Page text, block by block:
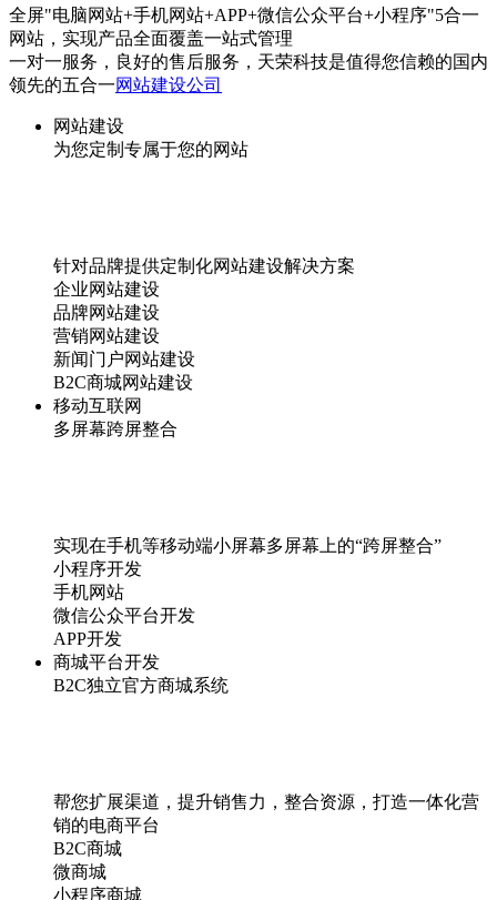
全屏"电脑网站+手机网站+APP+微信公众平台+小程序"5合一
网站，实现产品全面覆盖一站式管理
一对一服务，良好的售后服务，天荣科技是值得您信赖的国内
领先的五合一网站建设公司
网站建设
为您定制专属于您的网站
针对品牌提供定制化网站建设解决方案
企业网站建设
品牌网站建设
营销网站建设
新闻门户网站建设
B2C商城网站建设
移动互联网
多屏幕跨屏整合
实现在手机等移动端小屏幕多屏幕上的“跨屏整合”
小程序开发
手机网站
微信公众平台开发
APP开发
商城平台开发
B2C独立官方商城系统
帮您扩展渠道，提升销售力，整合资源，打造一体化营
销的电商平台
B2C商城
微商城
小程序商城